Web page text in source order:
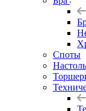
Споты